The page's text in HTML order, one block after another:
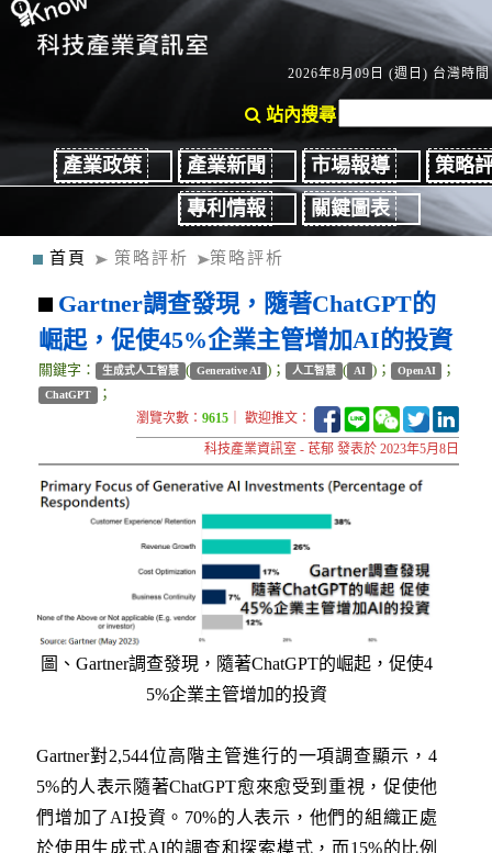
2026年8月09日 (週日) 台灣時間
站內搜尋
產業政策 產業新聞 市場報導
策略
專利情報
關鍵圖表
首頁 策略評析 策略評析
Gartner調查發現，隨著ChatGPT的
崛起，促使45%企業主管增加AI的投資
關鍵字： 生成式人工智慧 ( Generative AI )； 人工智慧 ( AI )； OpenAI ；
ChatGPT ；
瀏覽次數：9615 ｜ 歡迎推文：
科技產業資訊室 - 茋郁 發表於 2023年5月8日
圖、Gartner調查發現，隨著ChatGPT的崛起，促使4
5%企業主管增加的投資
Gartner對2,544位高階主管進行的一項調查顯示，4
5%的人表示隨著ChatGPT愈來愈受到重視，促使他
們增加了AI投資。70%的人表示，他們的組織正處
於使用生成式AI的調查和探索模式，而15%的比例